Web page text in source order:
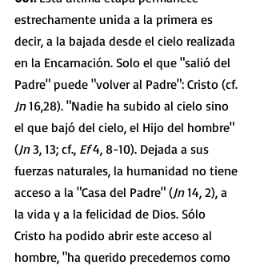
estrechamente unida a la primera es
decir, a la bajada desde el cielo realizada
en la Encarnación. Solo el que "salió del
Padre" puede "volver al Padre": Cristo (cf.
Jn 16,28). "Nadie ha subido al cielo sino
el que bajó del cielo, el Hijo del hombre"
(Jn 3, 13; cf., Ef 4, 8-10). Dejada a sus
fuerzas naturales, la humanidad no tiene
acceso a la "Casa del Padre" (Jn 14, 2), a
la vida y a la felicidad de Dios. Sólo
Cristo ha podido abrir este acceso al
hombre, "ha querido precedernos como